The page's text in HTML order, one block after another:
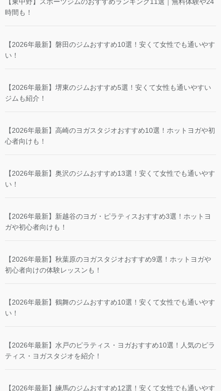
【東中野】スポーツジムのおすすめランキング11選｜無料体験や24
時間も！
【2026年最新】磐田のジムおすすめ10選！安くて女性でも通いやす
い！
【2026年最新】堺東のジムおすすめ5選！安くて女性も通いやすい
ジムも紹介！
【2026年最新】高崎のヨガスタジオおすすめ10選！ホットヨガや初
心者向けも！
【2026年最新】奥沢のジムおすすめ13選！安くて女性でも通いやす
い！
【2026年最新】新越谷のヨガ・ピラティスおすすめ3選！ホットヨ
ガや初心者向けも！
【2026年最新】秋葉原のヨガスタジオおすすめ9選！ホットヨガや
初心者向けの体験レッスンも！
【2026年最新】鶴舞のジムおすすめ10選！安くて女性でも通いやす
い！
【2026年最新】水戸のピラティス・ヨガおすすめ10選！人気のピラ
ティス・ヨガスタジオを紹介！
【2026年最新】練馬のジムおすすめ12選！安くて女性でも通いやす